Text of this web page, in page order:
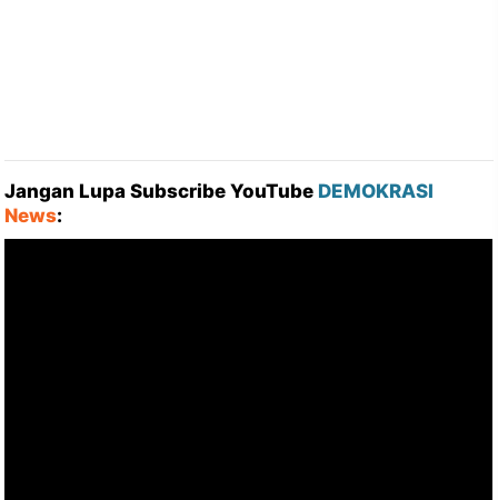
Jangan Lupa Subscribe YouTube DEMOKRASI
News: